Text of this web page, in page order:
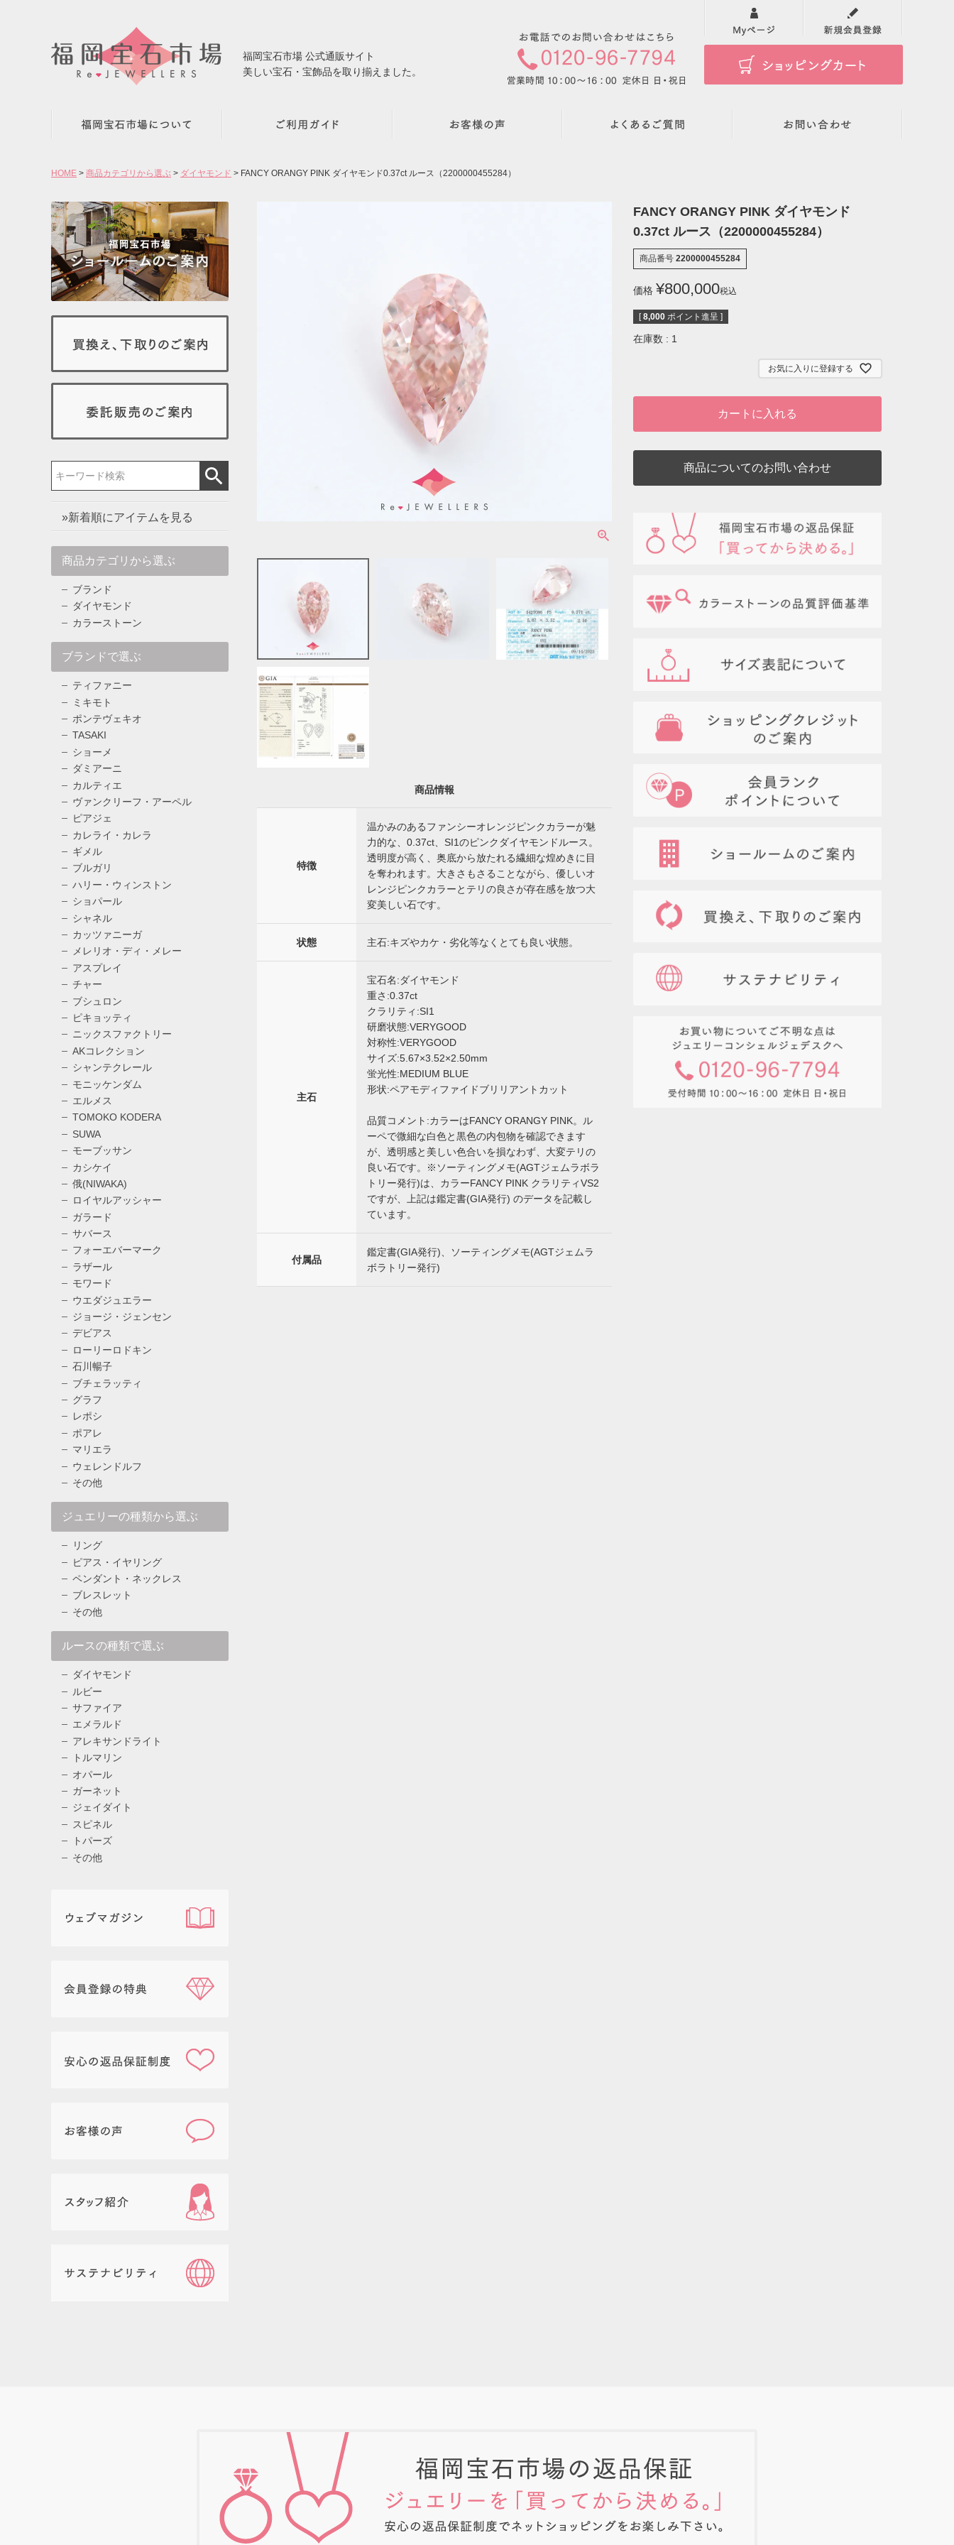
福岡宝石市場 公式通販サイト
美しい宝石・宝飾品を取り揃えました。
HOME 商品カテゴリから選ぶ ダイヤモンド FANCY ORANGY PINK ダイヤモンド0.37ct ルース（2200000455284）
»新着順にアイテムを見る
商品カテゴリから選ぶ
ブランド
ダイヤモンド
カラーストーン
ブランドで選ぶ
ティファニー
ミキモト
ポンテヴェキオ
TASAKI
ショーメ
ダミアーニ
カルティエ
ヴァンクリーフ・アーペル
ピアジェ
カレライ・カレラ
ギメル
ブルガリ
ハリー・ウィンストン
ショパール
シャネル
カッツァニーガ
メレリオ・ディ・メレー
アスプレイ
チャー
ブシュロン
ピキョッティ
ニックスファクトリー
AKコレクション
シャンテクレール
モニッケンダム
エルメス
TOMOKO KODERA
SUWA
モーブッサン
カシケイ
俄(NIWAKA)
ロイヤルアッシャー
ガラード
サバース
フォーエバーマーク
ラザール
モワード
ウエダジュエラー
ジョージ・ジェンセン
デビアス
ローリーロドキン
石川暢子
ブチェラッティ
グラフ
レポシ
ポアレ
マリエラ
ウェレンドルフ
その他
ジュエリーの種類から選ぶ
リング
ピアス・イヤリング
ペンダント・ネックレス
ブレスレット
その他
ルースの種類で選ぶ
ダイヤモンド
ルビー
サファイア
エメラルド
アレキサンドライト
トルマリン
オパール
ガーネット
ジェイダイト
スピネル
トパーズ
その他
商品情報
特徴
温かみのあるファンシーオレンジピンクカラーが魅
力的な、0.37ct、SI1のピンクダイヤモンドルース。
透明度が高く、奥底から放たれる繊細な煌めきに目
を奪われます。大きさもさることながら、優しいオ
レンジピンクカラーとテリの良さが存在感を放つ大
変美しい石です。
状態 主石:キズやカケ・劣化等なくとても良い状態。
主石
宝石名:ダイヤモンド
重さ:0.37ct
クラリティ:SI1
研磨状態:VERYGOOD
対称性:VERYGOOD
サイズ:5.67×3.52×2.50mm
蛍光性:MEDIUM BLUE
形状:ペアモディファイドブリリアントカット
品質コメント:カラーはFANCY ORANGY PINK。ル
ーペで微細な白色と黒色の内包物を確認できます
が、透明感と美しい色合いを損なわず、大変テリの
良い石です。※ソーティングメモ(AGTジェムラボラ
トリー発行)は、カラーFANCY PINK クラリティVS2
ですが、上記は鑑定書(GIA発行) のデータを記載し
ています。
付属品
鑑定書(GIA発行)、ソーティングメモ(AGTジェムラ
ボラトリー発行)
FANCY ORANGY PINK ダイヤモンド
0.37ct ルース（2200000455284）
商品番号 2200000455284
価格 ¥800,000税込
[ 8,000 ポイント進呈 ]
在庫数 1
お気に入りに登録する
カートに入れる
商品についてのお問い合わせ
検索